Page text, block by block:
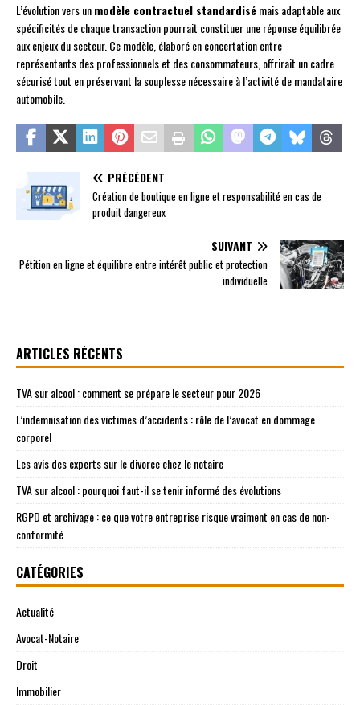
L’évolution vers unmodèle contractuel standardisémais adaptable aux
spécificités de chaque transaction pourrait constituer une réponse équilibrée
aux enjeux du secteur. Ce modèle, élaboré en concertation entre
représentants des professionnels et des consommateurs, offrirait un cadre
sécurisé tout en préservant la souplesse nécessaire à l’activité de mandataire
automobile.
PRÉCÉDENT
Création de boutique en ligne et responsabilité en cas de
produit dangereux
SUIVANT
Pétition en ligne et équilibre entre intérêt public et protection
individuelle
ARTICLES RÉCENTS
TVA sur alcool : comment se prépare le secteur pour 2026
L’indemnisation des victimes d’accidents : rôle de l’avocat en dommage
corporel
Les avis des experts sur le divorce chez le notaire
TVA sur alcool : pourquoi faut-il se tenir informé des évolutions
RGPD et archivage : ce que votre entreprise risque vraiment en cas de non-
conformité
CATÉGORIES
Actualité
Avocat-Notaire
Droit
Immobilier